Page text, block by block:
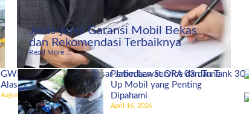
GWM Indonesia Bidik Pasar Jatim Lewat ORA 03 dan Tank
Alasannya!
August 27, 2025
Jenis-jenis Garansi Mobil Bekas
dan Rekomendasi Terbaiknya
Read More ...
Perbedaan Service dan Tune
Up Mobil yang Penting
Dipahami
April 16, 2026